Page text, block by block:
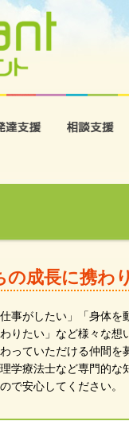
成長に携わ
事がしたい」「身体
りたい」など様々な
っていただける仲間
学療法士など専門的
で安心してください